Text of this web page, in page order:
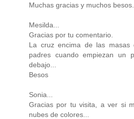
Muchas gracias y muchos besos.
Mesilda...
Gracias por tu comentario.
La cruz encima de las masas
padres cuando empiezan un
debajo...
Besos
Sonia...
Gracias por tu visita, a ver si
nubes de colores...